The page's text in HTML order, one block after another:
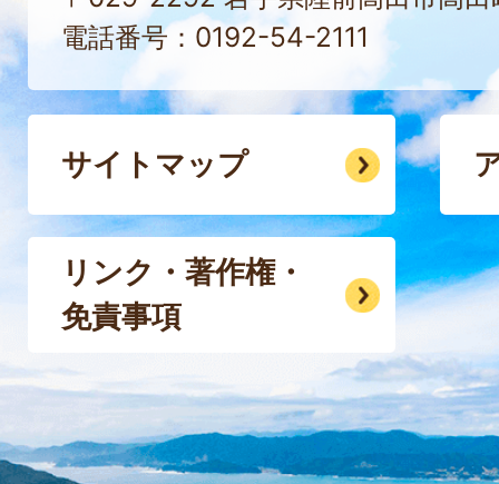
電話番号：0192-54-2111
サイトマップ
リンク・著作権・
免責事項